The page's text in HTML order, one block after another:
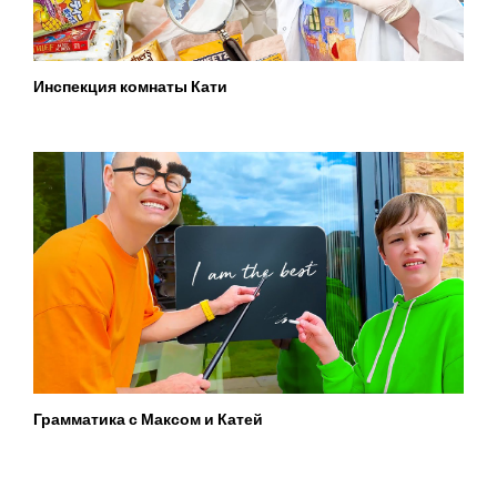
Инспекция комнаты Кати
Грамматика с Максом и Катей